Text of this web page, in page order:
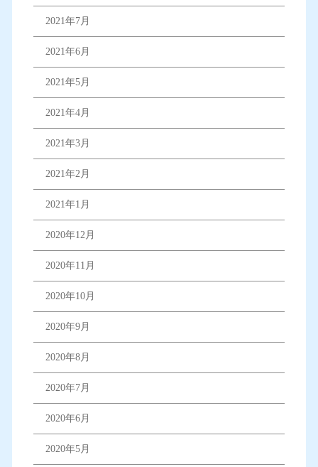
2021年7月
2021年6月
2021年5月
2021年4月
2021年3月
2021年2月
2021年1月
2020年12月
2020年11月
2020年10月
2020年9月
2020年8月
2020年7月
2020年6月
2020年5月